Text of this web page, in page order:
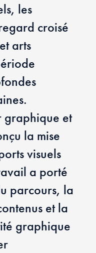
les
croisé
arts
graphique et
la mise
visuels
a porté
parcours, la
et la
graphique